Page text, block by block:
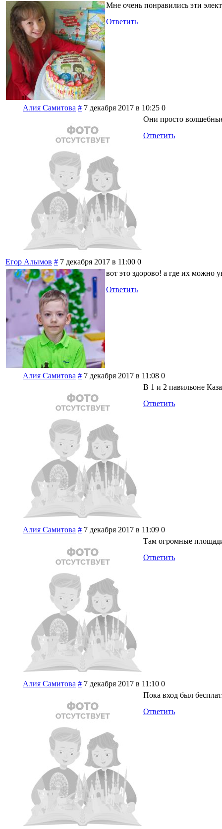
Мне очень понравились эти
Ответить
Алия Самитова # 7 декабря 2017 в 10:25 0
Они просто
Ответить
Егор Алымов # 7 декабря 2017 в 11:00 0
вот это здорово! а где их можно
Ответить
Алия Самитова # 7 декабря 2017 в 11:08 0
В 1 и 2 павильоне
Ответить
Алия Самитова # 7 декабря 2017 в 11:09 0
Там огромные
Ответить
Алия Самитова # 7 декабря 2017 в 11:10 0
Пока вход был
Ответить